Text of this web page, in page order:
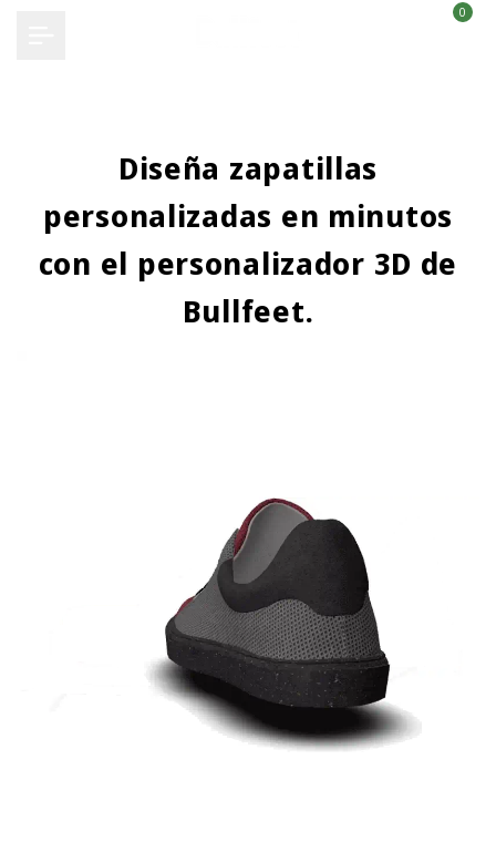
0
Diseña zapatillas
personalizadas en minutos
con el personalizador 3D de
Bullfeet.